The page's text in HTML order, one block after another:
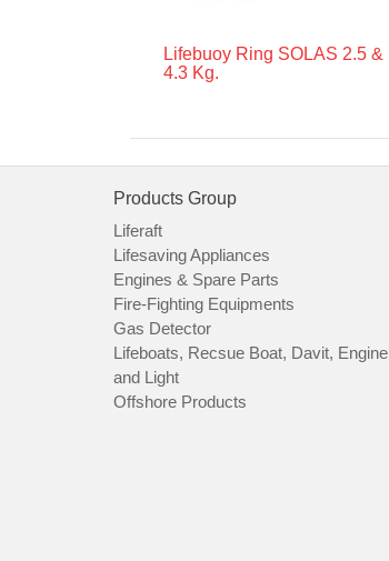
Lifebuoy Ring SOLAS 2.5 &
4.3 Kg.
Products Group
Liferaft
Lifesaving Appliances
Engines & Spare Parts
Fire-Fighting Equipments
Gas Detector
Lifeboats, Recsue Boat, Davit, Engine
and Light
Offshore Products